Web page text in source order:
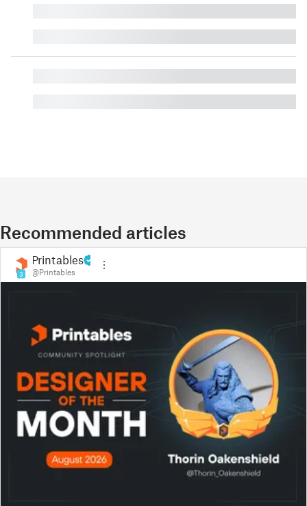
Recommended articles
3
Printables
@Printables